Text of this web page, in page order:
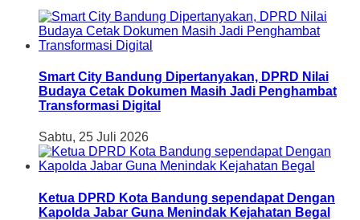
Smart City Bandung Dipertanyakan, DPRD Nilai
Budaya Cetak Dokumen Masih Jadi Penghambat
Transformasi Digital
Sabtu, 25 Juli 2026
Ketua DPRD Kota Bandung sependapat Dengan
Kapolda Jabar Guna Menindak Kejahatan Begal